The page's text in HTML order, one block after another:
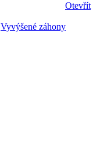
Otevřít
Vyvýšené záhony